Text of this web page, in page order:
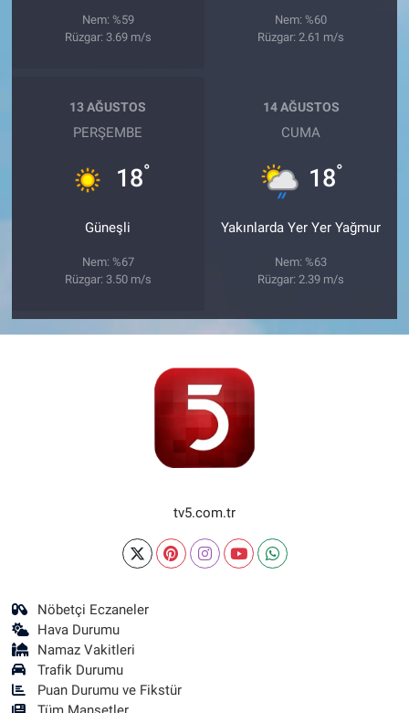
Nem: %59
Rüzgar: 3.69 m/s
Nem: %60
Rüzgar: 2.61 m/s
13 AĞUSTOS
PERŞEMBE
18°
Güneşli
Nem: %67
Rüzgar: 3.50 m/s
14 AĞUSTOS
CUMA
18°
Yakınlarda Yer Yer Yağmur
Nem: %63
Rüzgar: 2.39 m/s
tv5.com.tr
Nöbetçi Eczaneler
Hava Durumu
Namaz Vakitleri
Trafik Durumu
Puan Durumu ve Fikstür